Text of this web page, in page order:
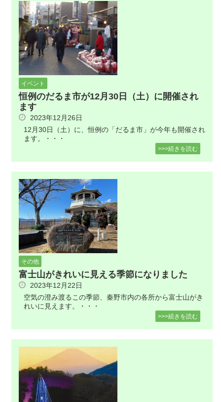
イベント
恒例のだるま市が12月30日（土）に開催され
ます
2023年12月26日
12月30日（土）に、恒例の「だるま市」が今年も開催され
ます。・・・
>>>続きを読む
その他
富士山がきれいに見える季節になりました
2023年12月22日
空気の澄み渡るこの季節、秦野市内の各所から富士山がき
れいに見えます。・・・
>>>続きを読む